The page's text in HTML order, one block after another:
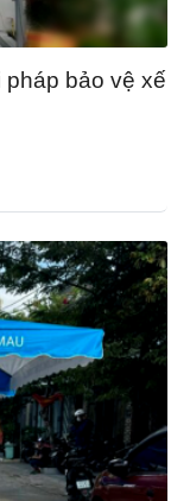
pháp bảo vệ xế